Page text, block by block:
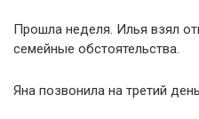
Прошла неделя. Илья взял
семейные обстоятельства.
Яна позвонила на третий